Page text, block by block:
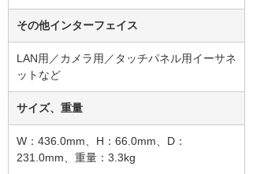
その他インターフェイス
LAN用／カメラ用／タッチパネル用イーサネ
ットなど
サイズ、重量
W：436.0mm、H：66.0mm、D：
231.0mm、重量：3.3kg